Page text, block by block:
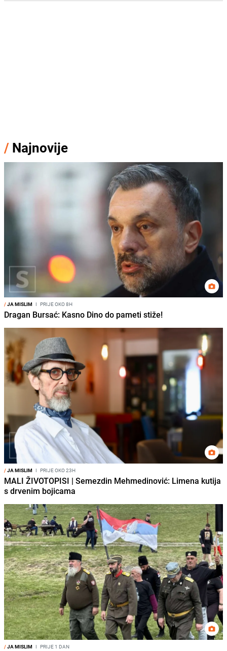
/ Najnovije
/JA MISLIM I PRIJE OKO 8H
Dragan Bursać: Kasno Dino do pameti stiže!
/JA MISLIM I PRIJE OKO 23H
MALI ŽIVOTOPISI | Semezdin Mehmedinović: Limena kutija
s drvenim bojicama
/JA MISLIM I PRIJE 1 DAN